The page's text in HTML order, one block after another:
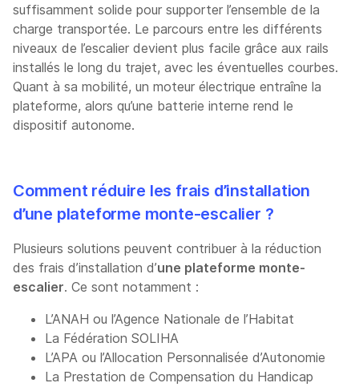
suffisamment solide pour supporter l’ensemble de la
charge transportée. Le parcours entre les différents
niveaux de l’escalier devient plus facile grâce aux rails
installés le long du trajet, avec les éventuelles courbes.
Quant à sa mobilité, un moteur électrique entraîne la
plateforme, alors qu’une batterie interne rend le
dispositif autonome.
Comment réduire les frais d’installation
d’une plateforme monte-escalier ?
Plusieurs solutions peuvent contribuer à la réduction
des frais d’installation d’une plateforme monte-
escalier. Ce sont notamment :
L’ANAH ou l’Agence Nationale de l’Habitat
La Fédération SOLIHA
L’APA ou l’Allocation Personnalisée d’Autonomie
La Prestation de Compensation du Handicap